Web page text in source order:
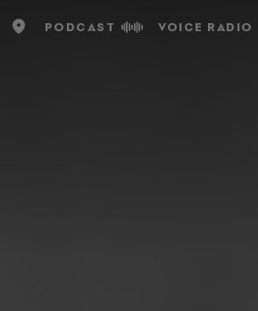
PODCAST VOICE RADIO